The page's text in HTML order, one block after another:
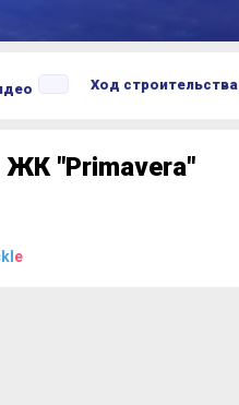
Ход строительства
"Primavera"
e